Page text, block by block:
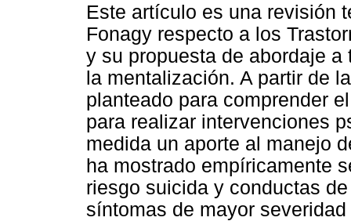
Este artículo es una revisión
Fonagy respecto a los
y su propuesta de abordaje
la mentalización. A partir de
planteado para comprender
para realizar intervenciones
medida un aporte al manejo
ha mostrado empíricamente
riesgo suicida y conductas
síntomas de mayor